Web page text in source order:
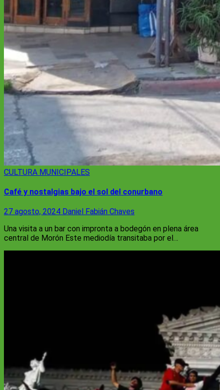
CULTURA MUNICIPALES
Café y nostalgias bajo el sol del conurbano
27 agosto, 2024 Daniel Fabián Chaves
Una visita a un bar con impronta a bodegón en plena área
central de Morón Este mediodía transitaba por el…